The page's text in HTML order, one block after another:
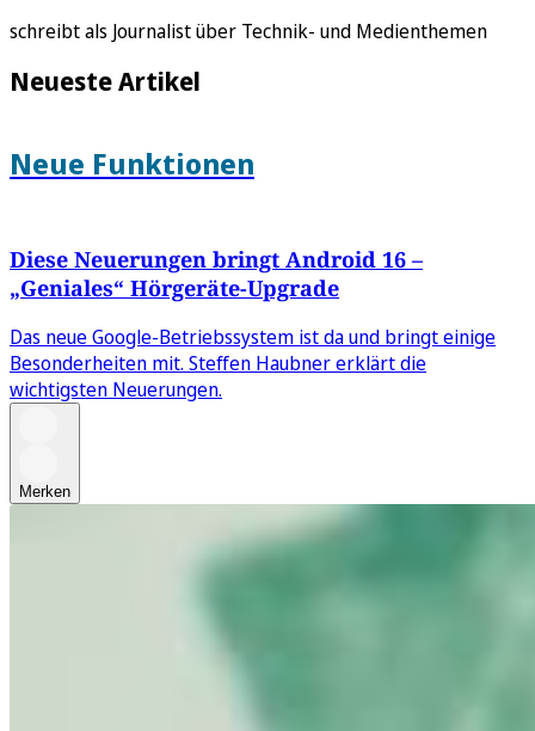
schreibt als Journalist über Technik- und Medienthemen
Neueste Artikel
Neue Funktionen
Diese Neuerungen bringt Android 16 –
„Geniales“ Hörgeräte-Upgrade
Das neue Google-Betriebssystem ist da und bringt einige
Besonderheiten mit. Steffen Haubner erklärt die
wichtigsten Neuerungen.
Merken